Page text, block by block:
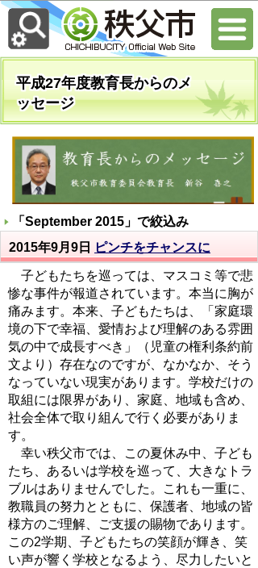
平成27年度教育長からのメ
ッセージ
「 September 2015 」で絞込み
2015年9月9日
ピンチをチャンスに
子どもたちを巡っては、マスコミ等で悲
惨な事件が報道されています。本当に胸が
痛みます。本来、子どもたちは、「家庭環
境の下で幸福、愛情および理解のある雰囲
気の中で成長すべき」（児童の権利条約前
文より）存在なのですが、なかなか、そう
なっていない現実があります。学校だけの
取組には限界があり、家庭、地域も含め、
社会全体で取り組んで行く必要がありま
す。
幸い秩父市では、この夏休み中、子ども
たち、あるいは学校を巡って、大きなトラ
ブルはありませんでした。これも一重に、
教職員の努力とともに、保護者、地域の皆
様方のご理解、ご支援の賜物であります。
この2学期、子どもたちの笑顔が輝き、笑
い声が響く学校となるよう、尽力したいと